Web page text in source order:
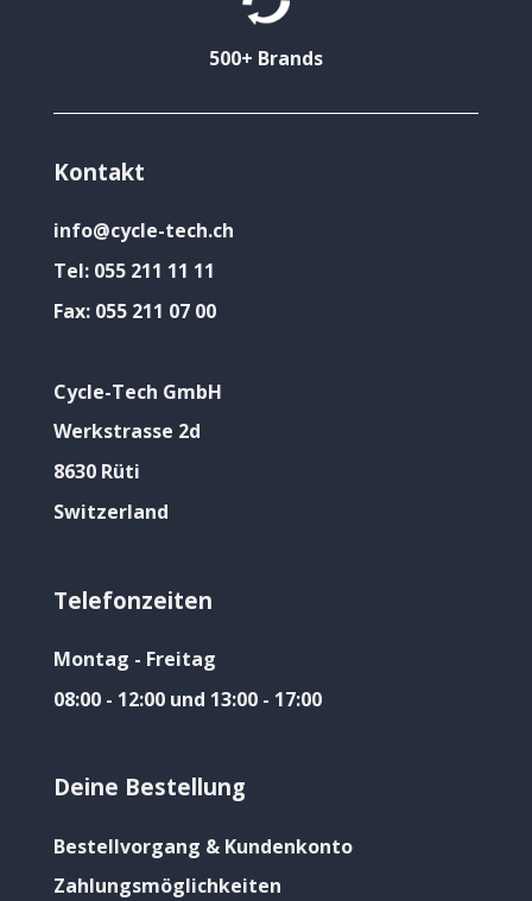
500+ Brands
Kontakt
info@cycle-tech.ch
Tel: 055 211 11 11
Fax: 055 211 07 00
Cycle-Tech GmbH
Werkstrasse 2d
8630 Rüti
Switzerland
Telefonzeiten
Montag - Freitag
08:00 - 12:00 und 13:00 - 17:00
Deine Bestellung
Bestellvorgang & Kundenkonto
Zahlungsmöglichkeiten